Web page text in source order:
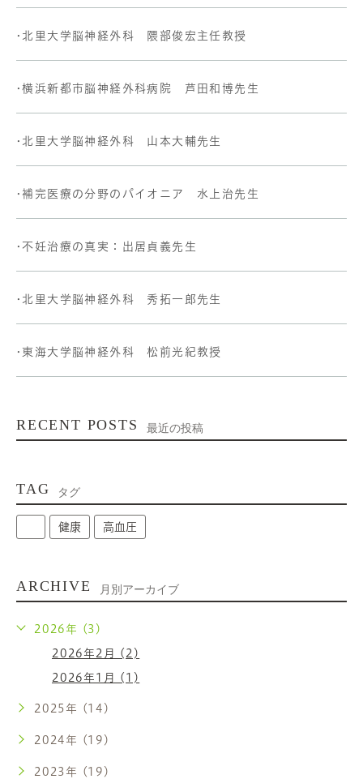
•北里大学脳神経外科 隈部俊宏主任教授
•横浜新都市脳神経外科病院 芦田和博先生
•北里大学脳神経外科 山本大輔先生
•補完医療の分野のパイオニア 水上治先生
•不妊治療の真実：出居貞義先生
•北里大学脳神経外科 秀拓一郎先生
•東海大学脳神経外科 松前光紀教授
RECENT POSTS 最近の投稿
TAG タグ
健康 高血圧
ARCHIVE 月別アーカイブ
2026年 (3)
2026年2月 (2)
2026年1月 (1)
2025年 (14)
2024年 (19)
2023年 (19)